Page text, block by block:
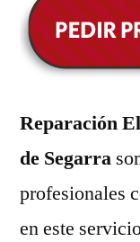
Reparación
de Segarra
profesionales
en este